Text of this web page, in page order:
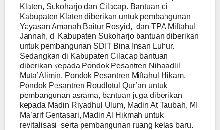
Klaten, Sukoharjo dan Cilacap. Bantuan di
Kabupaten Klaten diberikan untuk pembangunan
Yayasan Amanah Baitur Rosyid, dan TPA Miftahul
Jannah, di Kabupaten Sukoharjo bantuan diberikan
untuk pembangunan SDIT Bina Insan Luhur.
Sedangkan di Kabupaten Cilacap bantuan
diberikan kepada Pondok Pesantren Nihaadlil
Muta’Alimin, Pondok Pesantren Miftahul Hikam,
Pondok Pesantren Roudlotul Qur’an untuk
pembangunan asrama, bantuan juga diberikan
kepada Madin Riyadhul Ulum, Madin At Taubah, MI
Ma’arif Gentasari, Madin Al Hikmah untuk
revitalisasi serta pembangunan ruang kelas baru.